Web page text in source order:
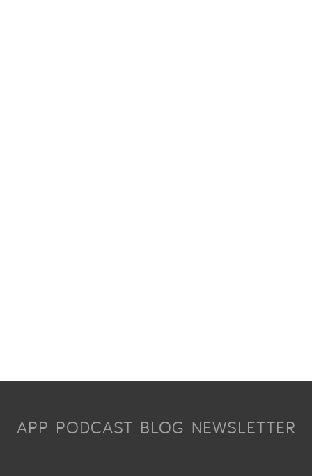
APP PODCAST BLOG NEWSLETTER